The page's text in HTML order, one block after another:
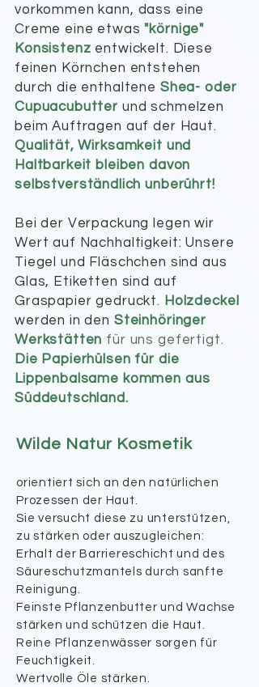
vorkommen kann, dass eine
Creme eine etwas"körnige"
Konsistenz entwickelt. Diese
feinen Körnchen entstehen
durch die enthaltene Shea- oder
Cupuacubutter und schmelzen
beim Auftragen auf der Haut.
Qualität, Wirksamkeit und
Haltbarkeit bleiben davon
selbstverständlich unberührt!
Bei der Verpackung legen wir
Wert auf Nachhaltigkeit: Unsere
Tiegel und Fläschchen sind aus
Glas, Etiketten sind auf
Graspapier gedruckt. Holzdeckel
werden in den Steinhöringer
Werkstätten für uns gefertigt.
Die Papierhülsen für die
Lippenbalsame kommen aus
Süddeutschland.
Wilde Natur Kosmetik
orientiert sich an den natürlichen
Prozessen der Haut.
Sie versucht diese zu unterstützen,
zu stärken oder auszugleichen:
Erhalt der Barriereschicht und des
Säureschutzmantels durch sanfte
Reinigung.
Feinste Pflanzenbutter und Wachse
stärken und schützen die Haut.
Reine Pflanzenwässer sorgen für
Feuchtigkeit.
Wertvolle Öle stärken.